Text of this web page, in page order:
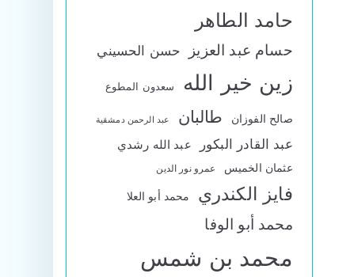
حامد الطاهر
حسام عبد العزيز حسن الحسيني
زين خير الله سعدون المطوع
صالح الفوزان طالبان عبد الرحمن دمشقية
عبد القادر البكور عبد الله رشدي
عثمان الخميس عمرو نور الدين
فايز الكندري محمد أبو العلا
محمد أبو الوفا
محمد بن شمس